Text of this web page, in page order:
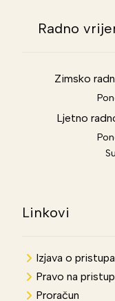
Radno
Zimsko
Ljetno
Linkovi
Izjava o
Pravo na
Proračun